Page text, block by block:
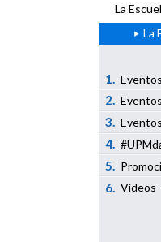
La
La
1. Eventos
2.
3.
4.
5.
6. Vídeos